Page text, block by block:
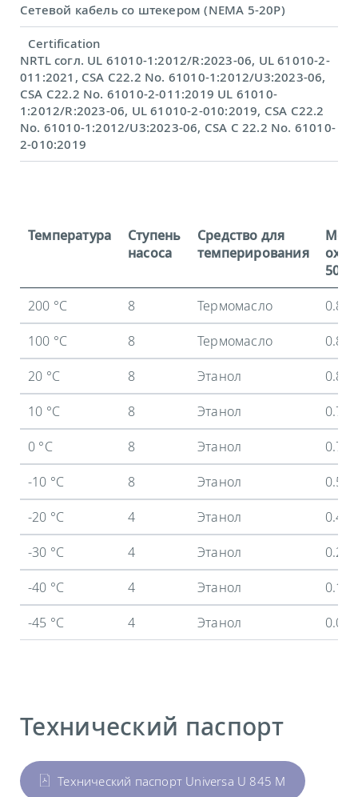
Сетевой кабель со штекером (NEMA 5-20P)
Certification
NRTL согл. UL 61010-1:2012/R:2023-06, UL 61010-2-
011:2021, CSA C22.2 No. 61010-1:2012/U3:2023-06,
CSA C22.2 No. 61010-2-011:2019 UL 61010-
1:2012/R:2023-06, UL 61010-2-010:2019, CSA C22.2
No. 61010-1:2012/U3:2023-06, CSA C 22.2 No. 61010-
2-010:2019
Температура
Ступень
насоса
Средство для
темперирования
50 Гц
200 °C
8 Термомасло
0.8
100 °C
8 Термомасло
0.8
20 °C
8 Этанол
0.8
10 °C
8 Этанол
0.73
0 °C
8 Этанол
0.7
-10 °C
8 Этанол
0.59
-20 °C
4 Этанол
0.44
-30 °C
4 Этанол
0.26
-40 °C
4 Этанол
0.12
-45 °C
4 Этанол 0.05
Технический паспорт
Технический паспорт Universa U 845 M